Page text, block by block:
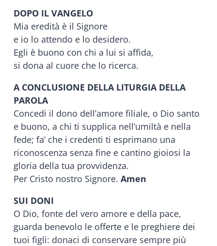
DOPO IL VANGELO
Mia eredità è il Signore
e io lo attendo e lo desidero.
Egli è buono con chi a lui si affida,
si dona al cuore che lo ricerca.
A CONCLUSIONE DELLA LITURGIA DELLA
PAROLA
Concedi il dono dell’amore filiale, o Dio santo
e buono, a chi ti supplica nell’umiltà e nella
fede; fa’ che i credenti ti esprimano una
riconoscenza senza fine e cantino gioiosi la
gloria della tua provvidenza.
Per Cristo nostro Signore. Amen
SUI DONI
O Dio, fonte del vero amore e della pace,
guarda benevolo le offerte e le preghiere dei
tuoi figli: donaci di conservare sempre più